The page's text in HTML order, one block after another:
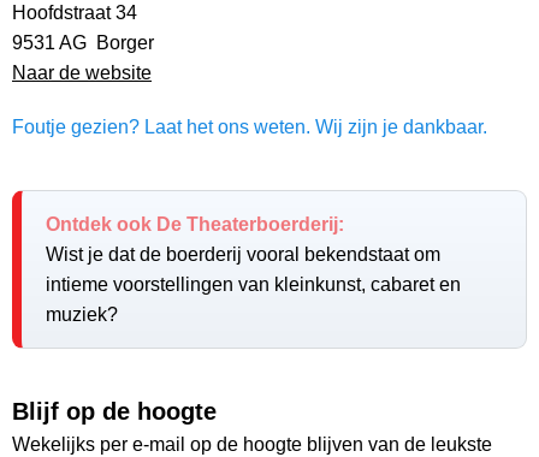
Hoofdstraat 34
9531 AG Borger
Naar de website
Foutje gezien? Laat het ons weten. Wij zijn je dankbaar.
Ontdek ook De Theaterboerderij:
Wist je dat de boerderij vooral bekendstaat om
intieme voorstellingen van kleinkunst, cabaret en
muziek?
Blijf op de hoogte
Wekelijks per e-mail op de hoogte blijven van de leukste